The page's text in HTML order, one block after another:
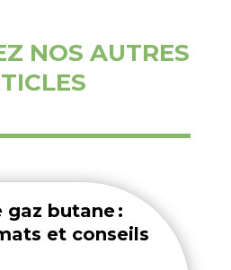
NOS AUTRES
gaz butane :
et conseils